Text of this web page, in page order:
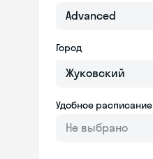
Advanced
Город
Удобное расписание
Не выбрано